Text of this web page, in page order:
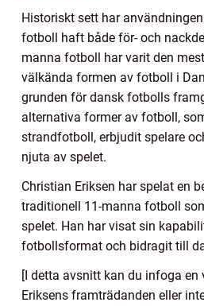
Historiskt sett har
fotboll haft både för- och
manna fotboll har varit den
välkända formen av fotboll i
grunden för dansk fotbolls
alternativa former av fotboll,
strandfotboll, erbjudit spelare
njuta av spelet.
Christian Eriksen har spelat en
traditionell 11-manna fotboll
spelet. Han har visat sin
fotbollsformat och bidragit till
[I detta avsnitt kan du infoga
Eriksens framträdanden eller